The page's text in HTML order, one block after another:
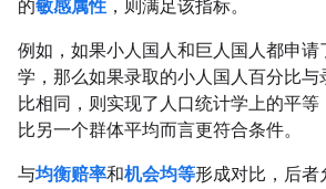
的敏感属性 ，则满足该指标。
例如，如果小人国人和巨人国人都申请
学，那么如果录取的小人国人百分比与
比相同，则实现了人口统计学上的平
比另一个群体平均而言更符合条件。
与均衡赔率和机会均等形成对比，后者